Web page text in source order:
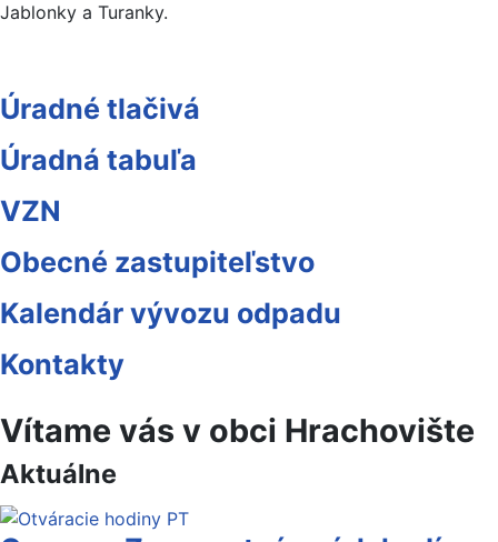
Jablonky a Turanky.
Úradné tlačivá
Úradná tabuľa
VZN
Obecné zastupiteľstvo
Kalendár vývozu odpadu
Kontakty
Vítame vás v obci Hrachovište
Aktuálne